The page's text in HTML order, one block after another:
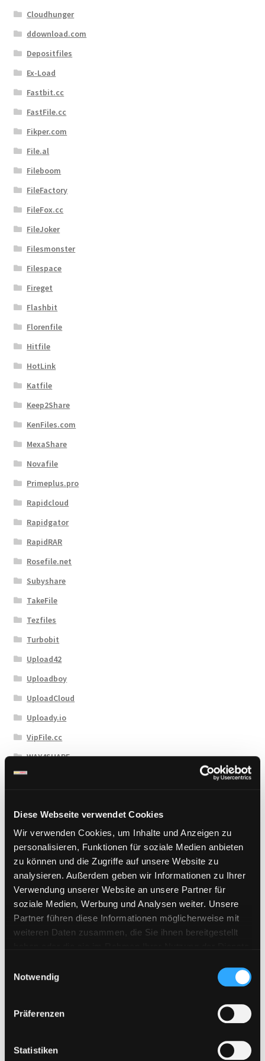
Diese Webseite verwendet Cookies
Wir verwenden Cookies, um Inhalte und Anzeigen zu
personalisieren, Funktionen für soziale Medien anbieten
zu können und die Zugriffe auf unsere Website zu
analysieren. Außerdem geben wir Informationen zu Ihrer
Verwendung unserer Website an unsere Partner für
soziale Medien, Werbung und Analysen weiter. Unsere
Partner führen diese Informationen möglicherweise mit
weiteren Daten zusammen, die Sie ihnen bereitgestellt
Cookies, wenn Sie unsere Webseite weiterhin nutzen.
Notwendig
Präferenzen
Statistiken
Cloudhunger
ddownload.com
Depositfiles
Ex-Load
Fastbit.cc
FastFile.cc
Fikper.com
File.al
Fileboom
FileFactory
FileFox.cc
FileJoker
Filesmonster
Filespace
Fireget
Flashbit
Florenfile
Hitfile
HotLink
Katfile
Keep2Share
KenFiles.com
MexaShare
Novafile
Primeplus.pro
Rapidcloud
Rapidgator
RapidRAR
Rosefile.net
Subyshare
TakeFile
Tezfiles
Turbobit
Upload42
Uploadboy
UploadCloud
Uploady.io
VipFile.cc
WAY4SHARE
Xubster
Neueste Beiträge
WAY4SHARE Premium Keys jetzt erhältlich
Bestellungen aus der Schweiz möglich
Neues Zahlungssystem „Pay Per Bank“ ab sofort verfügbar!
Upload42 Keys neu verfügbar
Bitte Filehoster wählen: